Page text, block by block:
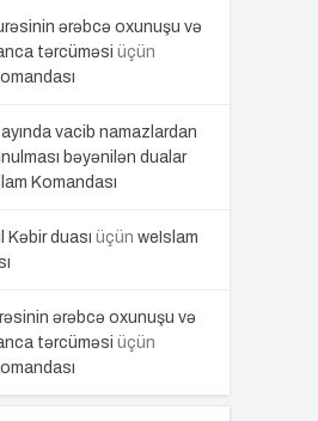
ərəbcə oxunuşu və
tərcüməsi üçün
vacib namazlardan
bəyənilən dualar
Komandası
duası üçün weIslam
ərəbcə oxunuşu və
tərcüməsi üçün